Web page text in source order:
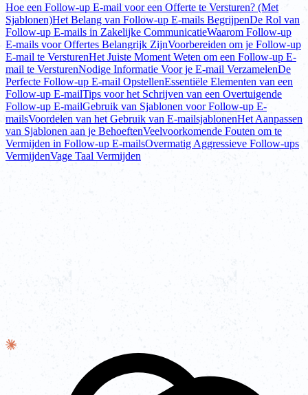
Hoe een Follow-up E-mail voor een Offerte te Versturen? (Met
Sjablonen)Het Belang van Follow-up E-mails BegrijpenDe Rol van
Follow-up E-mails in Zakelijke CommunicatieWaarom Follow-up
E-mails voor Offertes Belangrijk ZijnVoorbereiden om je Follow-up
E-mail te VersturenHet Juiste Moment Weten om een Follow-up E-
mail te VersturenNodige Informatie Voor je E-mail VerzamelenDe
Perfecte Follow-up E-mail OpstellenEssentiële Elementen van een
Follow-up E-mailTips voor het Schrijven van een Overtuigende
Follow-up E-mailGebruik van Sjablonen voor Follow-up E-
mailsVoordelen van het Gebruik van E-mailsjablonenHet Aanpassen
van Sjablonen aan je BehoeftenVeelvoorkomende Fouten om te
Vermijden in Follow-up E-mailsOvermatig Aggressieve Follow-ups
VermijdenVage Taal Vermijden